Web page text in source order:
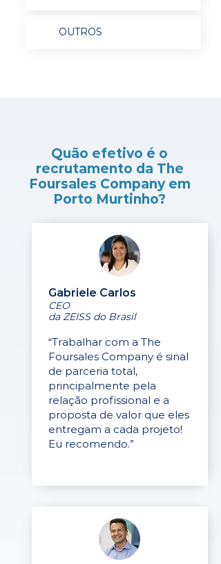
OUTROS
Quão efetivo é o
recrutamento da The
Foursales Company em
Porto Murtinho?
Gabriele Carlos
CEO
da ZEISS do Brasil
“Trabalhar com a The
Foursales Company é sinal
de parceria total,
principalmente pela
relação profissional e a
proposta de valor que eles
entregam a cada projeto!
Eu recomendo.”